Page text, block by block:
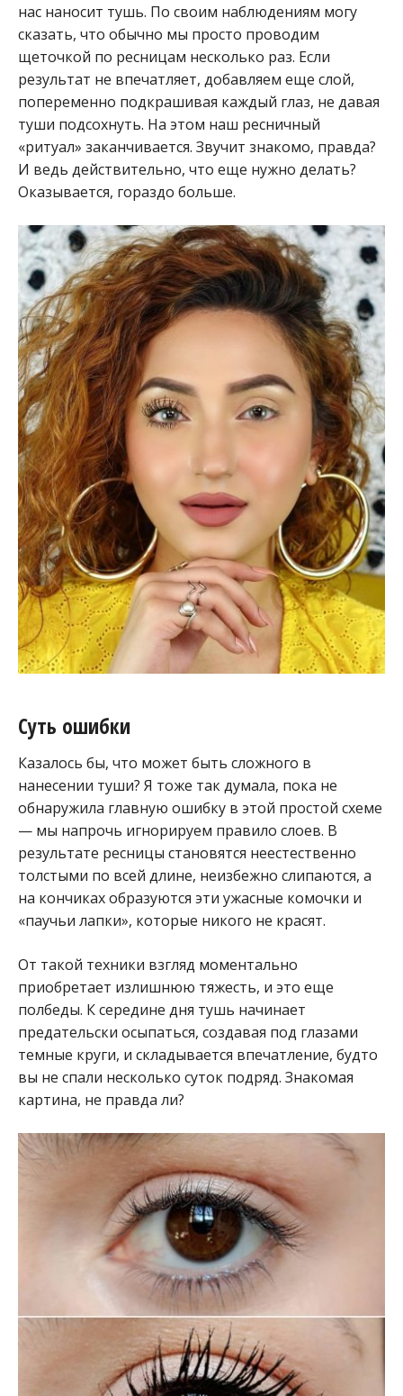
нас наносит тушь. По своим наблюдениям могу
сказать, что обычно мы просто проводим
щеточкой по ресницам несколько раз. Если
результат не впечатляет, добавляем еще слой,
попеременно подкрашивая каждый глаз, не давая
туши подсохнуть. На этом наш ресничный
«ритуал» заканчивается. Звучит знакомо, правда?
И ведь действительно, что еще нужно делать?
Оказывается, гораздо больше.
Суть ошибки
Казалось бы, что может быть сложного в
нанесении туши? Я тоже так думала, пока не
обнаружила главную ошибку в этой простой схеме
— мы напрочь игнорируем правило слоев. В
результате ресницы становятся неестественно
толстыми по всей длине, неизбежно слипаются, а
на кончиках образуются эти ужасные комочки и
«паучьи лапки», которые никого не красят.
От такой техники взгляд моментально
приобретает излишнюю тяжесть, и это еще
полбеды. К середине дня тушь начинает
предательски осыпаться, создавая под глазами
темные круги, и складывается впечатление, будто
вы не спали несколько суток подряд. Знакомая
картина, не правда ли?